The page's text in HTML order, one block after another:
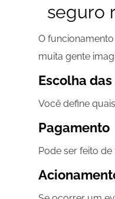
seguro
O
muita gente
Escolha
Você define
Pagamento
Pode ser feito